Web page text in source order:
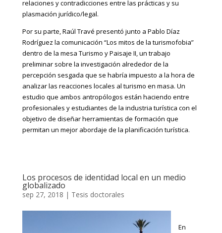
relaciones y contradicciones entre las prácticas y su
plasmación jurídico/legal.
Por su parte, Raúl Travé presentó junto a Pablo Díaz
Rodríguez la comunicación “Los mitos de la turismofobia”
dentro de la mesa Turismo y Paisaje II, un trabajo
preliminar sobre la investigación alrededor de la
percepción sesgada que se habría impuesto a la hora de
analizar las reacciones locales al turismo en masa. Un
estudio que ambos antropólogos están haciendo entre
profesionales y estudiantes de la industria turística con el
objetivo de diseñar herramientas de formación que
permitan un mejor abordaje de la planificación turística.
Los procesos de identidad local en un medio
globalizado
sep 27, 2018 | Tesis doctorales
En